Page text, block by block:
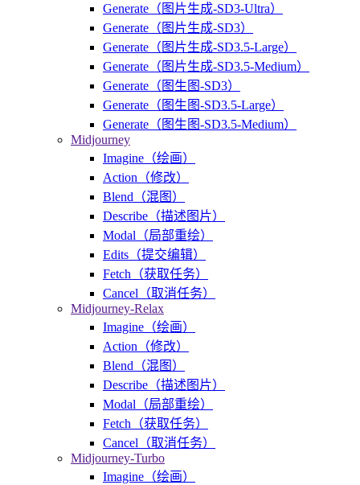
Generate（图片生成-SD3-Ultra）
Generate（图片生成-SD3）
Generate（图片生成-SD3.5-Large）
Generate（图片生成-SD3.5-Medium）
Generate（图生图-SD3）
Generate（图生图-SD3.5-Large）
Generate（图生图-SD3.5-Medium）
Midjourney
Imagine（绘画）
Action（修改）
Blend（混图）
Describe（描述图片）
Modal（局部重绘）
Edits（提交编辑）
Fetch（获取任务）
Cancel（取消任务）
Midjourney-Relax
Imagine（绘画）
Action（修改）
Blend（混图）
Describe（描述图片）
Modal（局部重绘）
Fetch（获取任务）
Cancel（取消任务）
Midjourney-Turbo
Imagine（绘画）